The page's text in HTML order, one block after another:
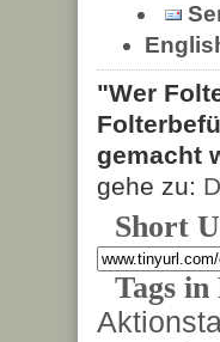
"Wer
gemacht
gehe zu:
Short
Tags